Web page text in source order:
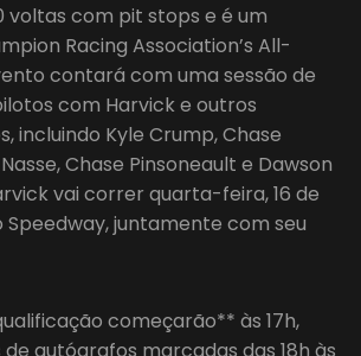
voltas com pit stops e é um
Racing Association’s All-
contará com uma sessão de
com Harvick e outros
incluindo Kyle Crump, Chase
Chase Pinsoneault e Dawson
vai correr quarta-feira, 16 de
Speedway, juntamente com seu
começarão** às 17h,